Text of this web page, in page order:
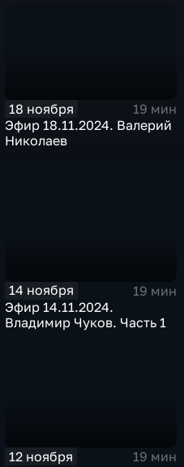
18 ноября
19 мин
Эфир 18.11.2024. Валерий
Николаев
14 ноября
19 мин
Эфир 14.11.2024.
Владимир Чуков. Часть 1
12 ноября
19 мин